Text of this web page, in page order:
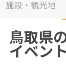
施設・観光地
鳥取県
イベント